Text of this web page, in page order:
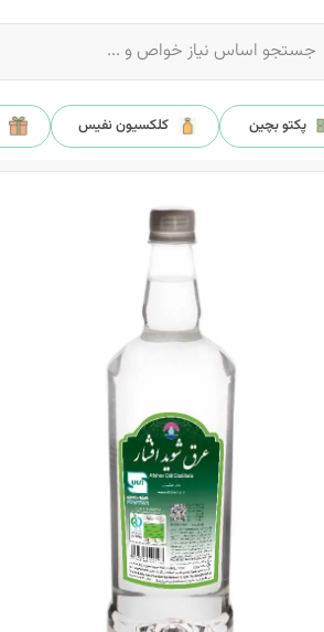
پکتو بچین کلکسیون نفیس